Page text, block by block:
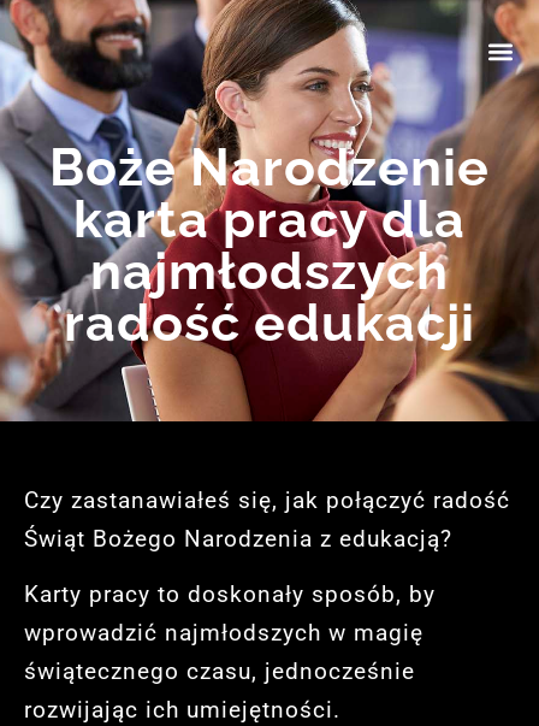
Boże Narodzenie
karta pracy dla
najmłodszych
radość edukacji
Czy zastanawiałeś się, jak połączyć radość
Świąt Bożego Narodzenia z edukacją?
Karty pracy to doskonały sposób, by
wprowadzić najmłodszych w magię
świątecznego czasu, jednocześnie
rozwijając ich umiejętności.